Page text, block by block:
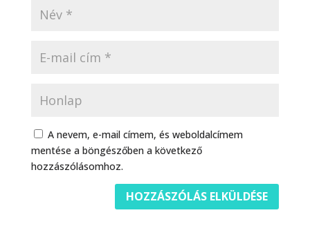
A nevem, e-mail címem, és weboldalcímem
mentése a böngészőben a következő
hozzászólásomhoz.